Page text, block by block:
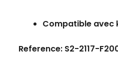
Compatible avec
Reference: S2-2117-